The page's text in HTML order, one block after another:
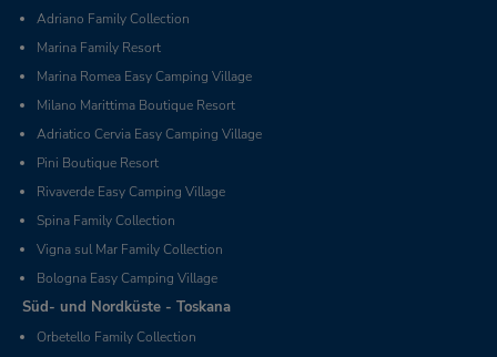
Adriano Family Collection
Marina Family Resort
Marina Romea Easy Camping Village
Milano Marittima Boutique Resort
Adriatico Cervia Easy Camping Village
Pini Boutique Resort
Rivaverde Easy Camping Village
Spina Family Collection
Vigna sul Mar Family Collection
Bologna Easy Camping Village
Süd- und Nordküste - Toskana
Orbetello Family Collection